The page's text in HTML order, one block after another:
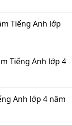
Tiếng Anh lớp
Tiếng Anh lớp 4
Anh lớp 4 năm